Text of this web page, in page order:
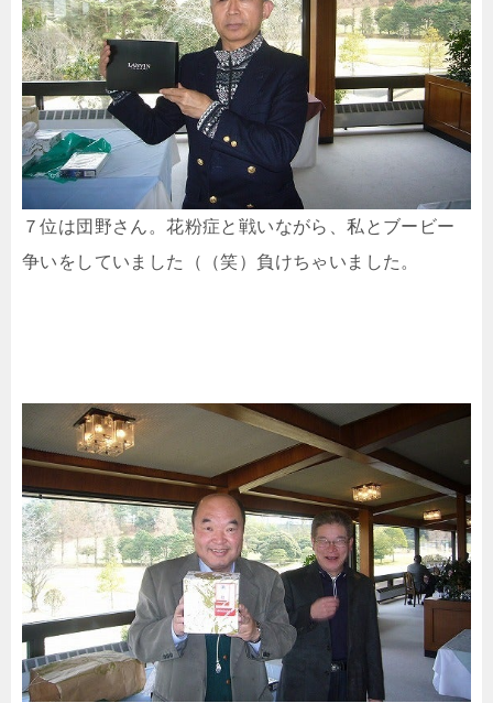
７位は団野さん。花粉症と戦いながら、私とブービー
争いをしていました（（笑）負けちゃいました。